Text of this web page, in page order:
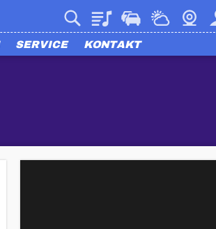
PlaylistVerkehrWetter
SERVICE KONTAKT